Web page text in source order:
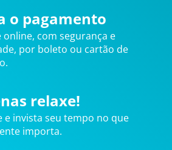
o pagamento
online, com segurança e
por boleto ou cartão de
relaxe!
e invista seu tempo no que
importa.